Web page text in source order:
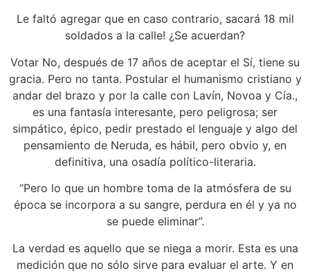
Le faltó agregar que en caso contrario, sacará 18 mil
soldados a la calle! ¿Se acuerdan?
Votar No, después de 17 años de aceptar el Sí, tiene su
gracia. Pero no tanta. Postular el humanismo cristiano y
andar del brazo y por la calle con Lavín, Novoa y Cía.,
es una fantasía interesante, pero peligrosa; ser
simpático, épico, pedir prestado el lenguaje y algo del
pensamiento de Neruda, es hábil, pero obvio y, en
definitiva, una osadía político-literaria.
“Pero lo que un hombre toma de la atmósfera de su
época se incorpora a su sangre, perdura en él y ya no
se puede eliminar”.
La verdad es aquello que se niega a morir. Esta es una
medición que no sólo sirve para evaluar el arte. Y en